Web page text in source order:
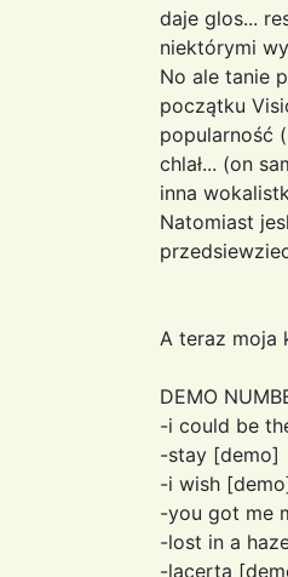
daje glos...
niektórymi
No ale tanie
początku
popularność
chlał... (on
inna
Natomiast
A teraz moja
DEMO
-i could be
-stay [demo]
-i wish
-you got me
-lost in a
-lacerta